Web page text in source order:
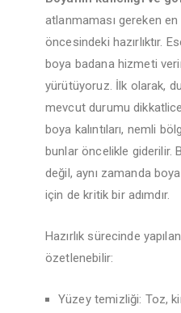
atlanmaması gereken
öncesindeki hazırlıktır.
boya badana hizmeti
yürütüyoruz. İlk olarak,
mevcut durumu
boya kalıntıları, nemli
bunlar öncelikle giderilir.
değil, aynı zamanda
için de kritik bir adımdır.
Hazırlık sürecinde
özetlenebilir:
Yüzey temizliği: Toz, kir